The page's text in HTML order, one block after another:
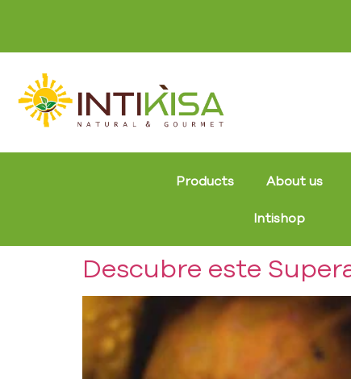
Products About us
Intishop
Descubre este